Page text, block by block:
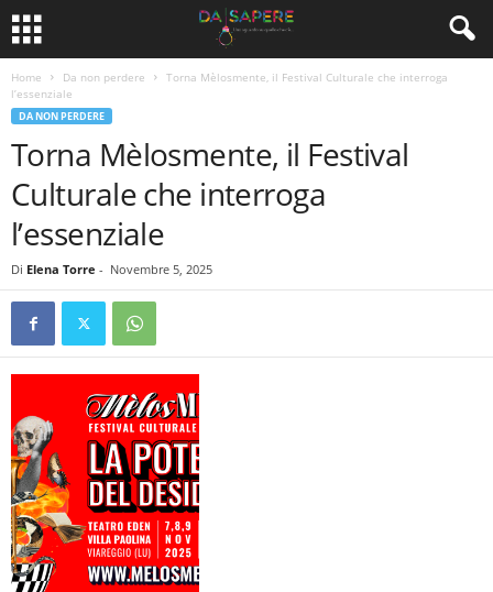
Home Da non perdere
Torna Mèlosmente, il Festival Culturale che interroga
l’essenziale
DA NON PERDERE
Torna Mèlosmente, il Festival
Culturale che interroga
l’essenziale
Di Elena Torre - Novembre 5, 2025